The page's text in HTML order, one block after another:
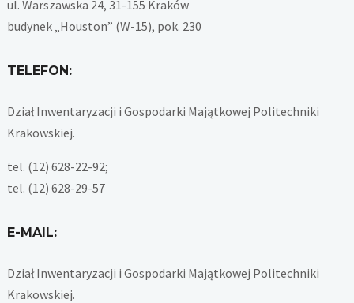
ul. Warszawska 24, 31-155 Kraków
budynek „Houston” (W-15), pok. 230
TELEFON:
Dział Inwentaryzacji i Gospodarki Majątkowej Politechniki
Krakowskiej.
tel. (12) 628-22-92;
tel. (12) 628-29-57
E-MAIL:
Dział Inwentaryzacji i Gospodarki Majątkowej Politechniki
Krakowskiej.